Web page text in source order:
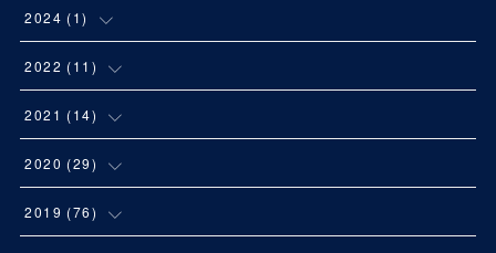
2024 (1)
( 1 )
2022 (11 )
(1)
(3)
(1)
2021 (14)
(1)
(2)
2020 (29)
(2)
2019 (76)